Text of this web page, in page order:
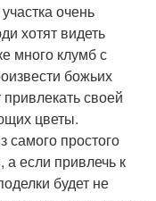
очень
хотят видеть
много клумб с
божьих
своей
цветы.
простого
если привлечь к
будет не